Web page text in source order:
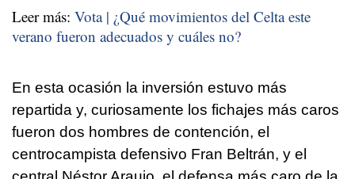
Leer más: Vota | ¿Qué movimientos del Celta este
verano fueron adecuados y cuáles no?
En esta ocasión la inversión estuvo más
repartida y, curiosamente los fichajes más caros
fueron dos hombres de contención, el
centrocampista defensivo Fran Beltrán, y el